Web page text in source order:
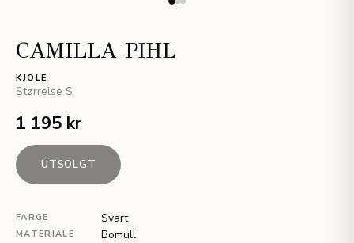
CAMILLA PIHL
KJOLE
Størrelse S
1 195 kr
UTSOLGT
FARGE Svart
MATERIALE Bomull